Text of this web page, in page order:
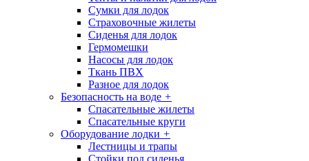
Сумки для лодок
Страховочные жилеты
Сиденья для лодок
Гермомешки
Насосы для лодок
Ткань ПВХ
Разное для лодок
Безопасность на воде +
Спасательные жилеты
Спасательные круги
Оборудование лодки +
Лестницы и трапы
Стойки под сиденья